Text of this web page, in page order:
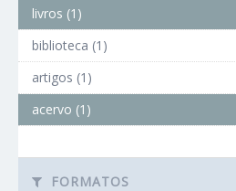
livros (1)
biblioteca (1)
artigos (1)
acervo (1)
FORMATOS